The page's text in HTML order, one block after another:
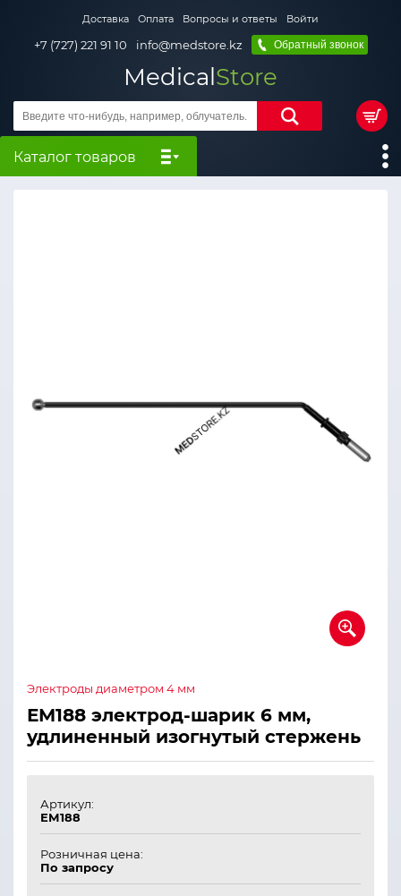
Доставка Оплата Вопросы и ответы Войти
+7 (727) 221 91 10 info@medstore.kz Обратный звонок
MedicalStore
Каталог товаров
Электроды диаметром 4 мм
ЕМ188 электрод-шарик 6 мм,
удлиненный изогнутый стержень
Артикул:
ЕМ188
Розничная цена:
По запросу